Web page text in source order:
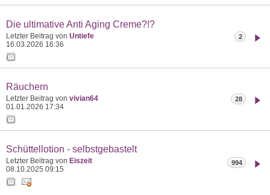
Die ultimative Anti Aging Creme?!?
Letzter Beitrag von Untiefe
16.03.2026 16:36
2
Räuchern
Letzter Beitrag von vivian64
01.01.2026 17:34
28
Schüttellotion - selbstgebastelt
Letzter Beitrag von Eiszeit
08.10.2025 09:15
994